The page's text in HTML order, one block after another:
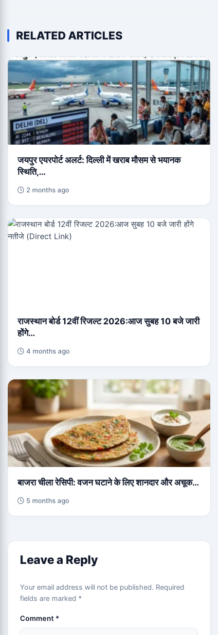
RELATED ARTICLES
जयपुर एयरपोर्ट अलर्ट: दिल्ली में खराब मौसम से भयानक
स्थिति,…
2 months ago
राजस्थान बोर्ड 12वीं रिजल्ट 2026:आज सुबह 10 बजे जारी
होंगे…
4 months ago
बाजरा चीला रेसिपी: वजन घटाने के लिए शानदार और अचूक…
5 months ago
Leave a Reply
Your email address will not be published. Required
fields are marked *
Comment *